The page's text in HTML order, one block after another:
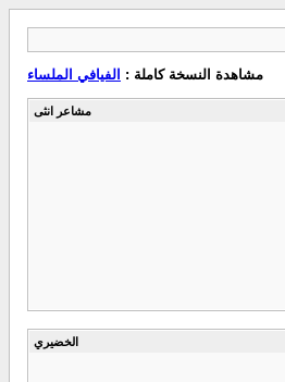
مشاهدة النسخة كاملة : الفيافي الملساء
مشاعر انثى
الخضيري